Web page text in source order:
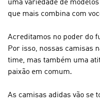
uma variedade de
que mais combina com
Acreditamos no poder do
Por isso, nossas camisas
time, mas também uma
paixão em comum.
As camisas adidas vão se